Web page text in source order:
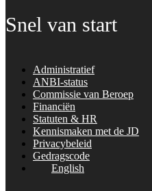
Snel van start
Administratief
ANBI-status
Commissie van Beroep
Financiën
Statuten & HR
Kennismaken met de JD
Privacybeleid
Gedragscode
English